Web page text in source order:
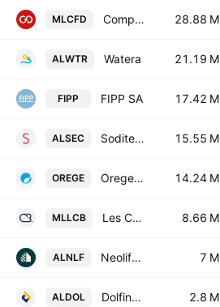
MLCFD Compagnie de Chemins de Fer Departementaux 28.88 M
ALWTR Watera 21.19 M
FIPP FIPP SA 17.42 M
ALSEC Soditech SA 15.55 M
OREGE Orege SA 14.24 M
MLLCB Les Constructeurs du Bois SA 8.66 M
ALNLF Neolife SAS 7 M
ALDOL Dolfines SA 2.8 M